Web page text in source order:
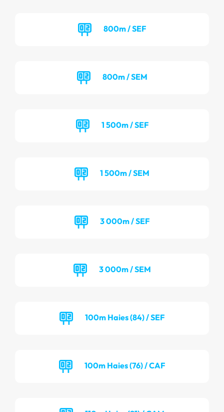
800m / SEF
800m / SEM
1 500m / SEF
1 500m / SEM
3 000m / SEF
3 000m / SEM
100m Haies (84) / SEF
100m Haies (76) / CAF